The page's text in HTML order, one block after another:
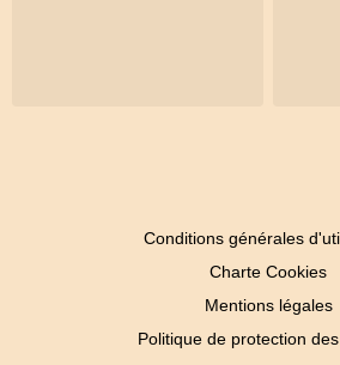
Conditions générales
Charte Cookies
Mentions légales
Politique de protection